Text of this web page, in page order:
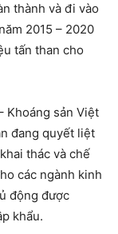
thành và đi vào
2015 – 2020
tấn than cho
Khoáng sản Việt
đang quyết liệt
thác và chế
các ngành kinh
động được
khẩu.